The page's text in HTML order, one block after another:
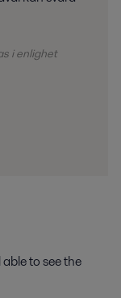
i enlighet
to see the